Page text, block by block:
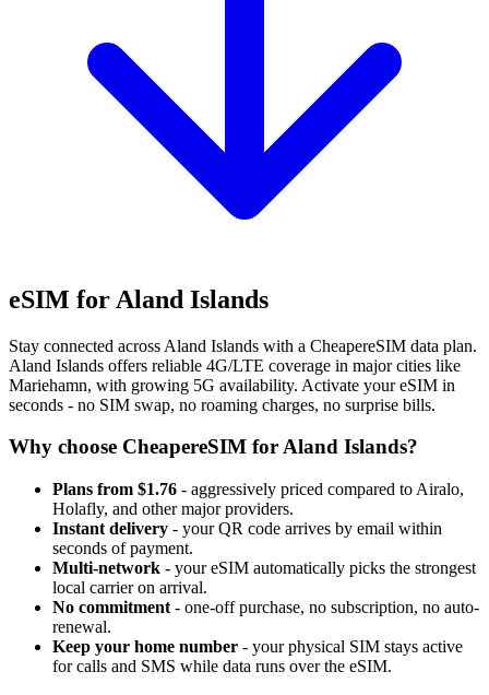
eSIM for Aland Islands
Stay connected across Aland Islands with a CheapereSIM data plan.
Aland Islands offers reliable 4G/LTE coverage in major cities like
Mariehamn, with growing 5G availability. Activate your eSIM in
seconds - no SIM swap, no roaming charges, no surprise bills.
Why choose CheapereSIM for Aland Islands?
Plans from $1.76 - aggressively priced compared to Airalo,
Holafly, and other major providers.
Instant delivery - your QR code arrives by email within
seconds of payment.
Multi-network - your eSIM automatically picks the strongest
local carrier on arrival.
No commitment - one-off purchase, no subscription, no auto-
renewal.
Keep your home number - your physical SIM stays active
for calls and SMS while data runs over the eSIM.